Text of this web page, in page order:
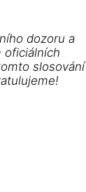
dozoru a
oficiálních
slosování